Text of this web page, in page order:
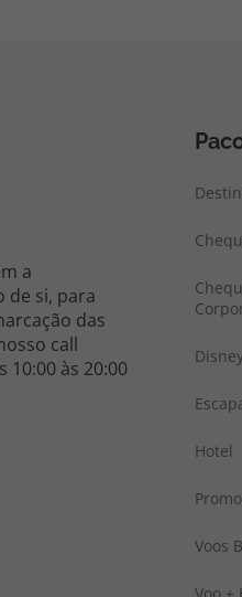
a
de si, para
das
call
às 20:00
Hotel
Voos